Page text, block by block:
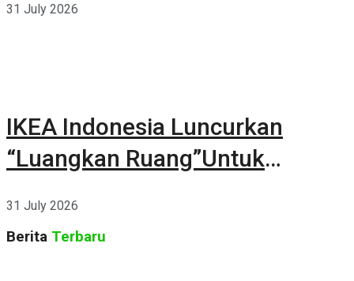
31 July 2026
IKEA Indonesia Luncurkan
“Luangkan Ruang”Untuk
31 July 2026
Berita Terbaru